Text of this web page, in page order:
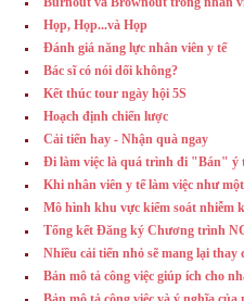
Họp, Họp...và Họp
Đánh giá năng lực nhân viên y tế
Bác sĩ có nói dối không?
Kết thúc tour ngày hội 5S
Hoạch định chiến lược
Cải tiến hay - Nhận quà ngay
Đi làm việc là quá trình đi "Bán" ý
Khi nhân viên y tế làm việc như
Mô hình khu vực kiểm soát nhiễm
Tổng kết Đăng ký Chương trình
Nhiều cải tiến nhỏ sẽ mang lại thay
Bản mô tả công việc giúp ích cho